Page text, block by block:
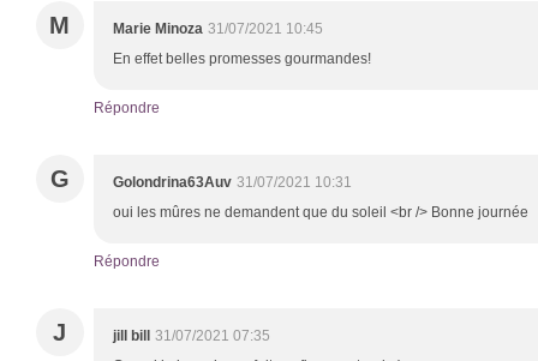
M Marie Minoza 31/07/2021 10:45
En effet belles promesses gourmandes!
Répondre
G Golondrina63Auv 31/07/2021 10:31
oui les mûres ne demandent que du soleil <br /> Bonne journée
Répondre
J jill bill
31/07/2021 07:35